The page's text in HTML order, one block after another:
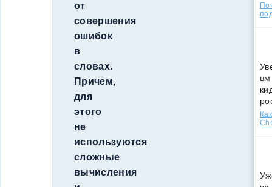
от
совершения
ошибок
в
словах.
Причем,
для
этого
не
используются
сложные
вычисления
вм